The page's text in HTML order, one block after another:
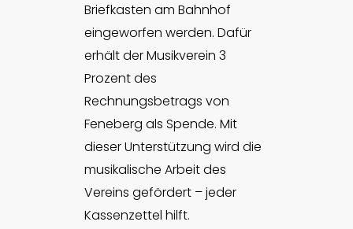
Briefkasten am Bahnhof
eingeworfen werden. Dafür
erhält der Musikverein 3
Prozent des
Rechnungsbetrags von
Feneberg als Spende. Mit
dieser Unterstützung wird die
musikalische Arbeit des
Vereins gefördert – jeder
Kassenzettel hilft.